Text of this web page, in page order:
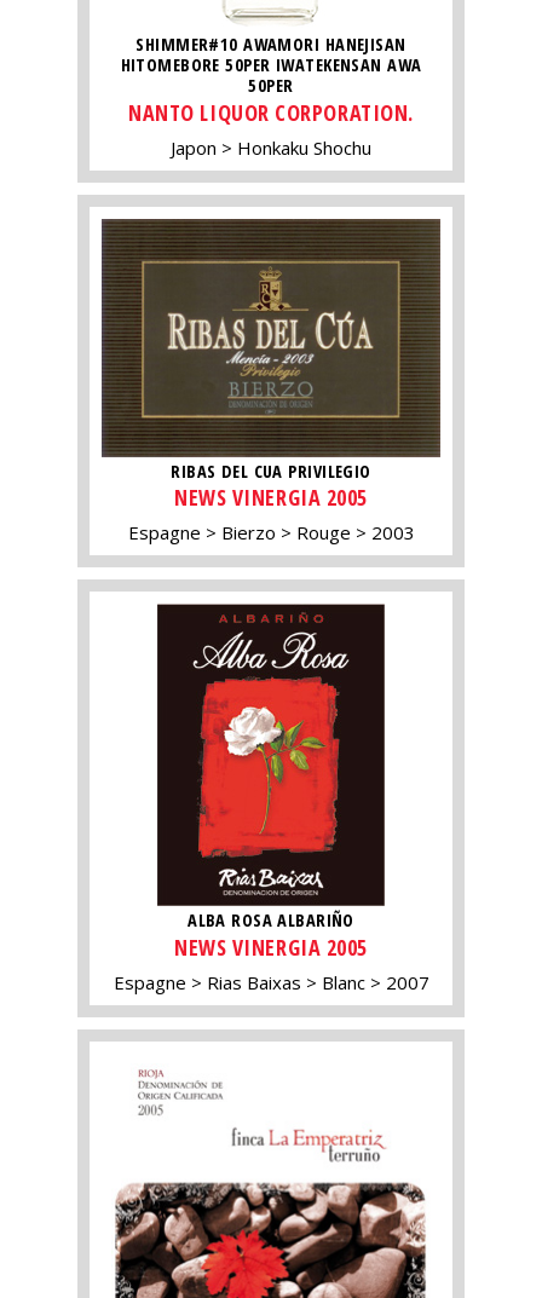
SHIMMER#10 AWAMORI HANEJISAN
HITOMEBORE 50PER IWATEKENSAN AWA
50PER
NANTO LIQUOR CORPORATION.
Japon Honkaku Shochu
RIBAS DEL CUA PRIVILEGIO
NEWS VINERGIA 2005
Espagne Bierzo Rouge 2003
ALBA ROSA ALBARIÑO
NEWS VINERGIA 2005
Espagne Rias Baixas Blanc 2007